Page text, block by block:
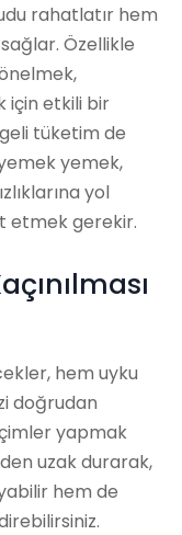
rahatlatır hem
Özellikle
için etkili bir
tüketim de
yemek,
yol
etmek gerekir.
hem uyku
doğrudan
yapmak
uzak durarak,
hem de